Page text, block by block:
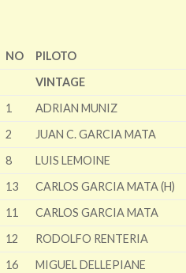
NO PILOTO
VINTAGE
1 ADRIAN MUNIZ
2 JUAN C. GARCIA MATA
8 LUIS LEMOINE
13 CARLOS GARCIA MATA (H)
11 CARLOS GARCIA MATA
12 RODOLFO RENTERIA
16 MIGUEL DELLEPIANE